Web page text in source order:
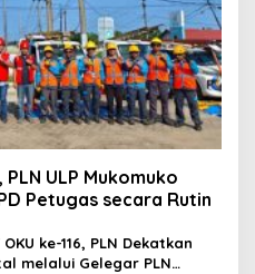
ULP Mukomuko
Petugas secara Rutin
ke-116, PLN Dekatkan
melalui Gelegar PLN